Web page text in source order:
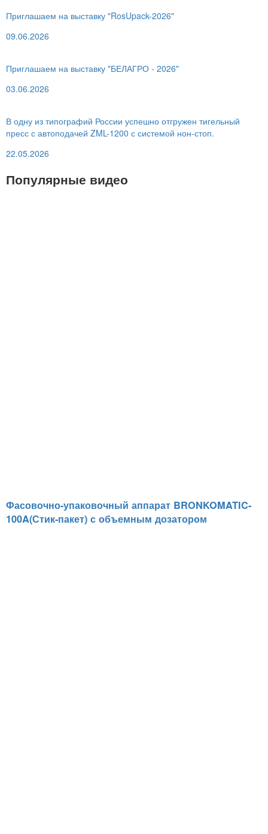
Приглашаем на выставку "RosUpack-2026"
09.06.2026
Приглашаем на выставку "БЕЛАГРО - 2026"
03.06.2026
В одну из типографий России успешно отгружен тигельный
пресс с автоподачей ZML-1200 с системой нон-стоп.
22.05.2026
Популярные видео
Фасовочно-упаковочный аппарат BRONKOMATIC-
100A(Стик-пакет) с объемным дозатором